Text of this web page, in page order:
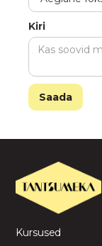
Kiri
Kursused